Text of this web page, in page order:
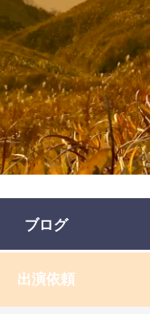
ブログ
出演依頼